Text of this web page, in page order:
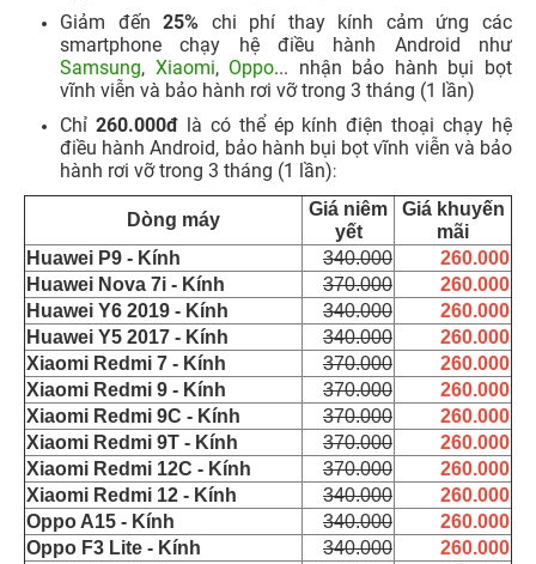
Giảm đến25% chi phí thay kính cảm ứng các
smartphone chạy hệ điều hành Android như
Samsung, Xiaomi, Oppo... nhận bảo hành bụi bọt
vĩnh viễn và bảo hành rơi vỡ trong 3 tháng (1 lần)
Chỉ 260.000đ là có thể ép kính điện thoại chạy hệ
điều hành Android, bảo hành bụi bọt vĩnh viễn và bảo
hành rơi vỡ trong 3 tháng (1 lần):
Dòng máy
Giá niêm
yết
Giá khuyến
mãi
Huawei P9 - Kính
340.000
260.000
Huawei Nova 7i - Kính
370.000
260.000
Huawei Y6 2019 - Kính
340.000
260.000
Huawei Y5 2017 - Kính
340.000
260.000
Xiaomi Redmi 7 - Kính
370.000
260.000
Xiaomi Redmi 9 - Kính
370.000
260.000
Xiaomi Redmi 9C - Kính
370.000
260.000
Xiaomi Redmi 9T - Kính
370.000
260.000
Xiaomi Redmi 12C - Kính
370.000
260.000
Xiaomi Redmi 12 - Kính
340.000
260.000
Oppo A15 - Kính
340.000
260.000
Oppo F3 Lite - Kính
340.000
260.000